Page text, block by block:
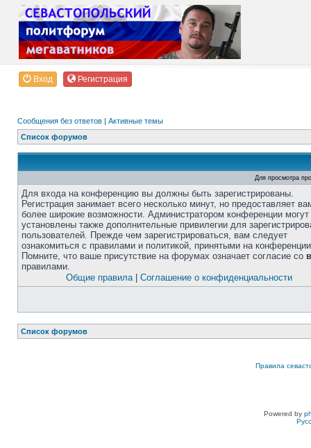
Вход Регистрация
Сообщения без ответов | Активные темы
Список форумов
Для просмотра
Для входа на конференцию вы должны быть зарегистрированы.
Регистрация занимает всего несколько минут, но предоставляет
более широкие возможности. Администратором конференции
установлены также дополнительные привилегии для
пользователей. Прежде чем зарегистрироваться, вам следует
ознакомиться с правилами и политикой, принятыми на
Помните, что ваше присутствие на форумах означает согласие со
правилами.
Общие правила| Соглашение о конфиденциальности
Список форумов
Правила
Powered by